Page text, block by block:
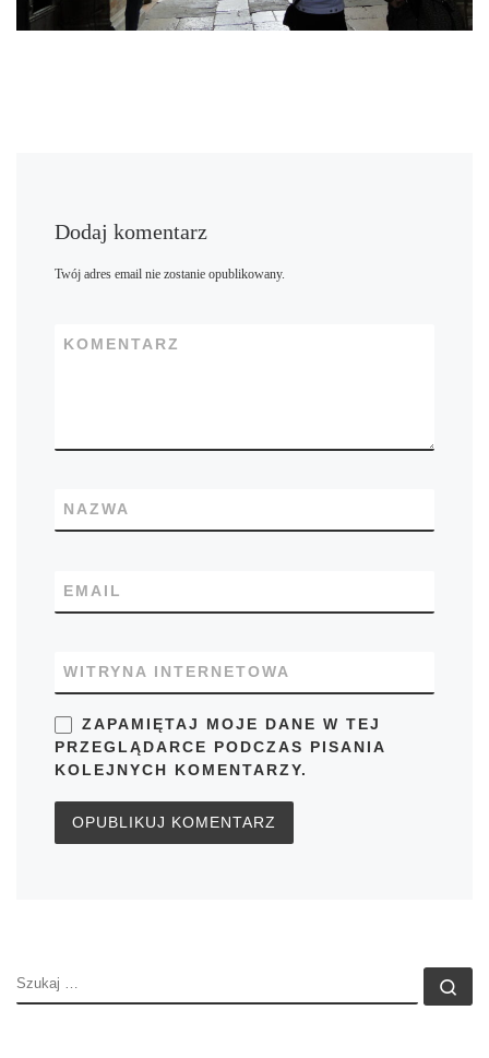
Dodaj komentarz
Twój adres email nie zostanie opublikowany.
KOMENTARZ
NAZWA
EMAIL
WITRYNA INTERNETOWA
ZAPAMIĘTAJ MOJE DANE W TEJ
PRZEGLĄDARCE PODCZAS PISANIA
KOLEJNYCH KOMENTARZY.
SZUKAJ